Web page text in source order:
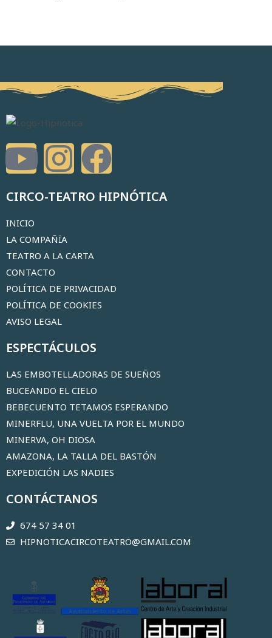
CIRCO-TEATRO HIPNÓTICA
INICIO
LA COMPAÑÏA
TEATRO A LA CARTA
CONTACTO
POLÍTICA DE PRIVACIDAD
POLÍTICA DE COOKIES
AVISO LEGAL
ESPECTÁCULOS
LAS EMBOTELLADORAS DE SUEÑOS
BUCEANDO EL CIELO
BEBECUENTO TETAMOS ESPERANDO
MINERFLU, UNA VUELTA POR EL MUNDO
MINERVA, OH DIOSA
AMAZONA, LA TALLA DEL BASTÓN
EXPEDICIÓN LAS NADIES
CONTÁCTANOS
674 57 34 01
HIPNOTICACIRCOTEATRO@GMAIL.COM